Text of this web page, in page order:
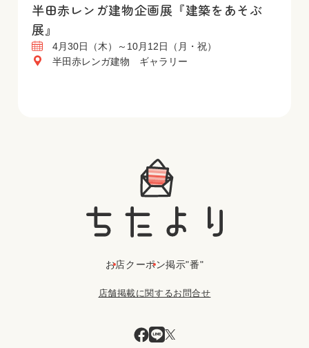
半田赤レンガ建物企画展『建築をあそぶ
展』
4月30日（木）～10月12日（月・祝）
半田赤レンガ建物 ギャラリー
お店クーポン掲示"番"
店舗掲載に関するお問合せ